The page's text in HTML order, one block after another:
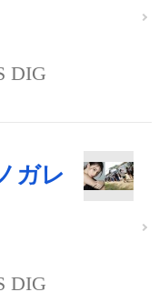
DIG
ガレ
DIG